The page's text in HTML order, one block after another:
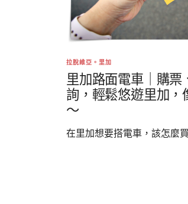
拉脫維亞。里加
里加路面電車｜購票
詢，輕鬆悠遊里加，
～
在里加想要搭電車，該怎麼